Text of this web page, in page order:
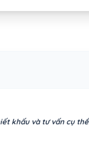
khấu và tư vấn cụ